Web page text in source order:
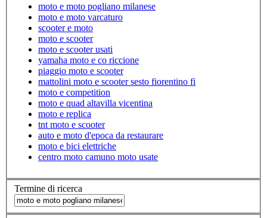
moto e moto pogliano milanese
moto e moto varcaturo
scooter e moto
moto e scooter
moto e scooter usati
yamaha moto e co riccione
piaggio moto e scooter
mattolini moto e scooter sesto fiorentino fi
moto e competition
moto e quad altavilla vicentina
moto e replica
tnt moto e scooter
auto e moto d'epoca da restaurare
moto e bici elettriche
centro moto camuno moto usate
Termine di ricerca